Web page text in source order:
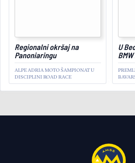
Regionalni okršaj na
Panoniaringu
ALPE ADRIA MOTO ŠAMPIONAT U
DISCIPLINI ROAD RACE
U
December 8, 2025
dvostrukom akcijom!